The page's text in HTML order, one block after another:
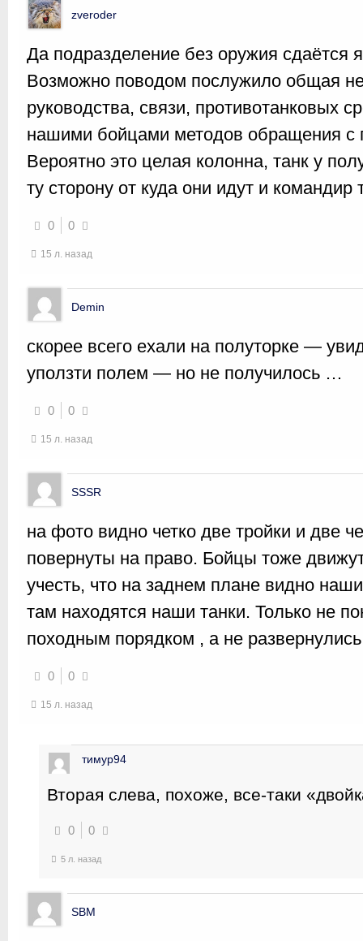
zveroder
Да подразделение без оружия сдаётся
Возможно поводом послужило общая
руководства, связи, противотанковых
нашими бойцами методов обращения с
Вероятно это целая колонна, танк у
ту сторону от куда они идут и командир
0 0
15 л. назад
Demin
скорее всего ехали на полуторке —
уползти полем — но не получилось …
0 0
15 л. назад
SSSR
на фото видно четко две тройки и две
повернуты на право. Бойцы тоже
учесть, что на заднем плане видно
там находятся наши танки. Только не
походным порядком , а не
0 0
15 л. назад
тимур94
Вторая слева, похоже, все-таки
0 0
5 л. назад
SBM